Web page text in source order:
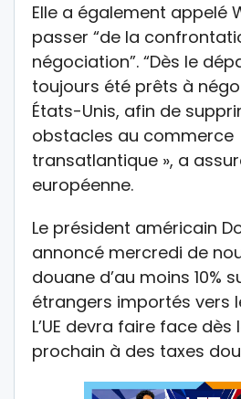
Elle a également appelé
passer “de la
négociation”. “Dès le
toujours été prêts à
États-Unis, afin de
obstacles au commerce
transatlantique », a
européenne.
Le président américain
annoncé mercredi de
douane d’au moins 10%
étrangers importés vers
L’UE devra faire face dès
prochain à des taxes